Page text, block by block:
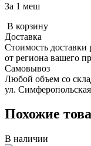
За 1 меш
В корзину
Доставка
Стоимость доставки
от региона вашего
Самовывоз
Любой объем со
ул.
Похожие
В наличии